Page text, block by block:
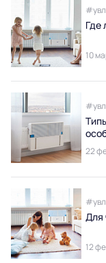
Где
10
22
Для
12